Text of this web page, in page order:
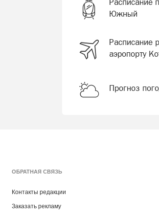
Южный
Расписание
аэропорту
Прогноз
ОБРАТНАЯ СВЯЗЬ
Контакты редакции
Заказать рекламу